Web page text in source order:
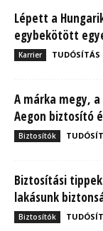
Lépett a
egybekötött
Karrier TUDÓSÍTÁS
A márka megy,
Aegon biztosító
Biztosítók
Biztosítási
lakásunk
Biztosítók